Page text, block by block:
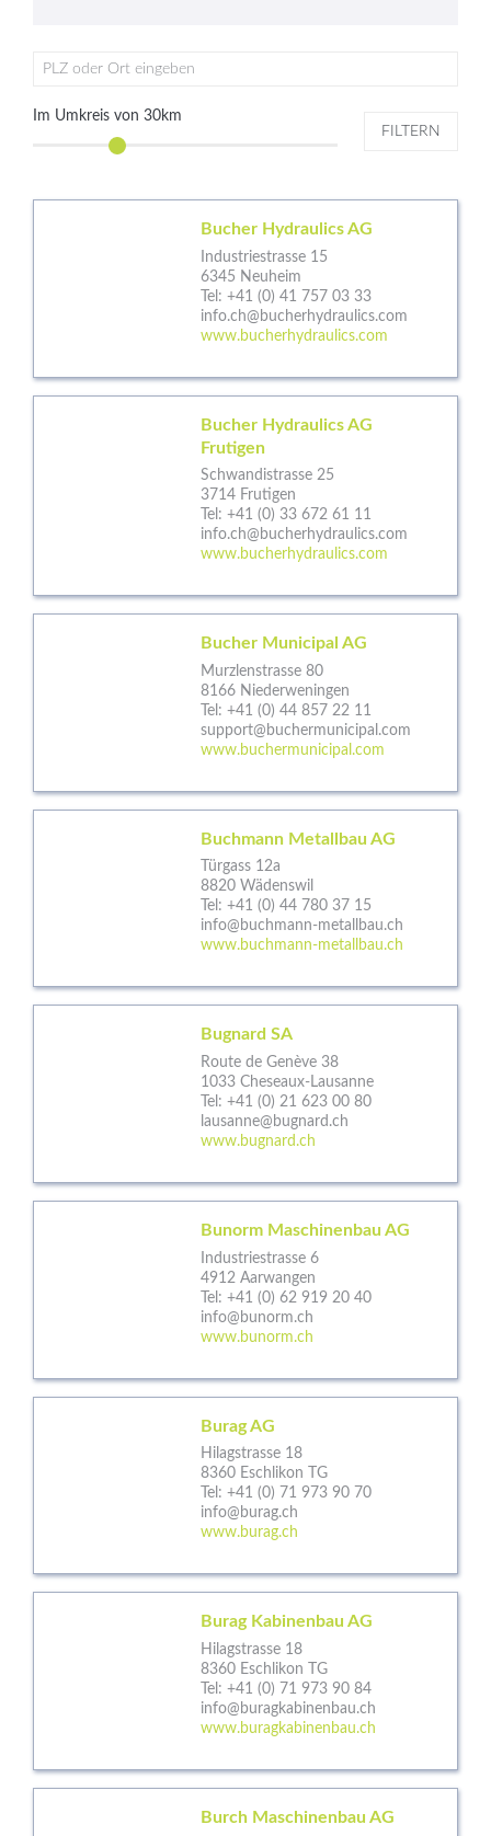
PLZ oder Ort eingeben
Im Umkreis von 30km
FILTERN
Bucher Hydraulics AG
Industriestrasse 15
6345 Neuheim
Tel: +41 (0) 41 757 03 33
info.ch@bucherhydraulics.com
www.bucherhydraulics.com
Bucher Hydraulics AG
Frutigen
Schwandistrasse 25
3714 Frutigen
Tel: +41 (0) 33 672 61 11
info.ch@bucherhydraulics.com
www.bucherhydraulics.com
Bucher Municipal AG
Murzlenstrasse 80
8166 Niederweningen
Tel: +41 (0) 44 857 22 11
support@buchermunicipal.com
www.buchermunicipal.com
Buchmann Metallbau AG
Türgass 12a
8820 Wädenswil
Tel: +41 (0) 44 780 37 15
info@buchmann-metallbau.ch
www.buchmann-metallbau.ch
Bugnard SA
Route de Genève 38
1033 Cheseaux-Lausanne
Tel: +41 (0) 21 623 00 80
lausanne@bugnard.ch
www.bugnard.ch
Bunorm Maschinenbau AG
Industriestrasse 6
4912 Aarwangen
Tel: +41 (0) 62 919 20 40
info@bunorm.ch
www.bunorm.ch
Burag AG
Hilagstrasse 18
8360 Eschlikon TG
Tel: +41 (0) 71 973 90 70
info@burag.ch
www.burag.ch
Burag Kabinenbau AG
Hilagstrasse 18
8360 Eschlikon TG
Tel: +41 (0) 71 973 90 84
info@buragkabinenbau.ch
www.buragkabinenbau.ch
Burch Maschinenbau AG